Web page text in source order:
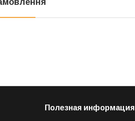
Полезная информация